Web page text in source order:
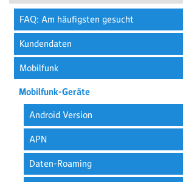
FAQ: Am häufigsten gesucht
Kundendaten
Mobilfunk
Mobilfunk-Geräte
Android Version
APN
Daten-Roaming